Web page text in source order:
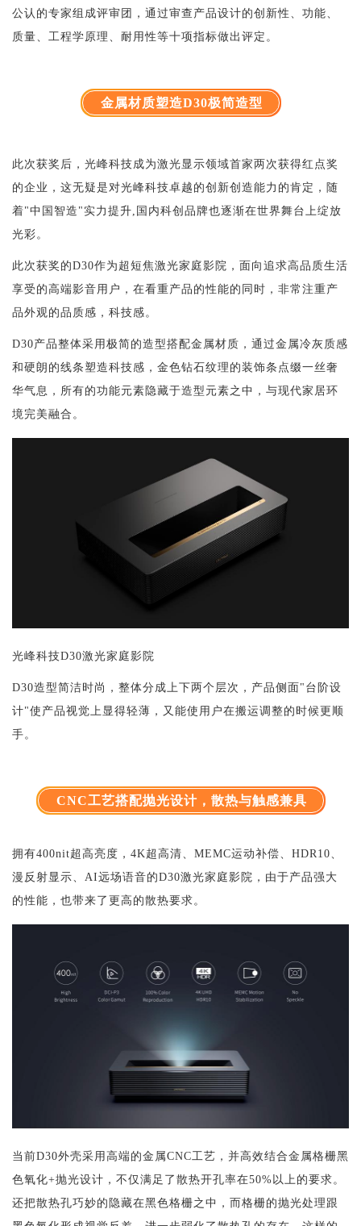
公认的专家组成评审团，通过审查产品设计的创新性、功能、
质量、工程学原理、耐用性等十项指标做出评定。
金属材质塑造D30极简造型
此次获奖后，光峰科技成为激光显示领域首家两次获得红点奖
的企业，这无疑是对光峰科技卓越的创新创造能力的肯定，随
着"中国智造"实力提升,国内科创品牌也逐渐在世界舞台上绽放
光彩。
此次获奖的D30作为超短焦激光家庭影院，面向追求高品质生活
享受的高端影音用户，在看重产品的性能的同时，非常注重产
品外观的品质感，科技感。
D30产品整体采用极简的造型搭配金属材质，通过金属冷灰质感
和硬朗的线条塑造科技感，金色钻石纹理的装饰条点缀一丝奢
华气息，所有的功能元素隐藏于造型元素之中，与现代家居环
境完美融合。
光峰科技D30激光家庭影院
D30造型简洁时尚，整体分成上下两个层次，产品侧面"台阶设
计"使产品视觉上显得轻薄，又能使用户在搬运调整的时候更顺
手。
CNC工艺搭配抛光设计，散热与触感兼具
拥有400nit超高亮度，4K超高清、MEMC运动补偿、HDR10、
漫反射显示、AI远场语音的D30激光家庭影院，由于产品强大
的性能，也带来了更高的散热要求。
当前D30外壳采用高端的金属CNC工艺，并高效结合金属格栅黑
色氧化+抛光设计，不仅满足了散热开孔率在50%以上的要求。
还把散热孔巧妙的隐藏在黑色格栅之中，而格栅的抛光处理跟